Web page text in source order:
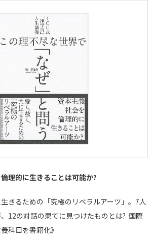
理的に生きることは可能か?
きるための「究極のリベラルアーツ」。7人
12の対話の果てに見つけたものとは? ―― 国際
科目を書籍化》